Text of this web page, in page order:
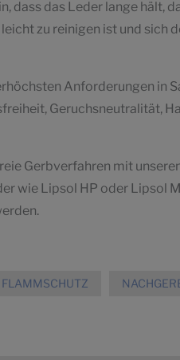
dass das Leder lange hält,
zu reinigen ist und sich
Anforderungen in
Geruchsneutralität,
Gerbverfahren mit
wie Lipsol HP oder Lipsol
FLAMMSCHUTZ